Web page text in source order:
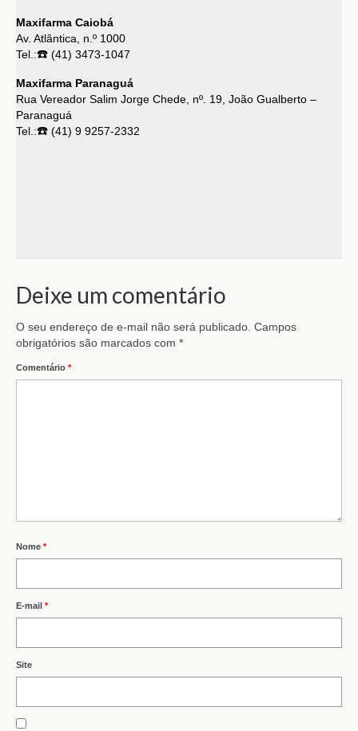
Maxifarma Caiobá
Av. Atlântica, n.º 1000
Tel.:☎️ (41) 3473-1047
Maxifarma Paranaguá
Rua Vereador Salim Jorge Chede, nº. 19, João Gualberto –
Paranaguá
Tel.:☎️ (41) 9 9257-2332
Deixe um comentário
O seu endereço de e-mail não será publicado. Campos
obrigatórios são marcados com *
Comentário *
Nome *
E-mail *
Site